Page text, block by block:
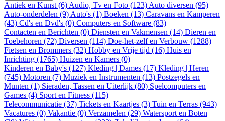
Antiek en Kunst (6) Audio, Tv en Foto (123) Auto diversen (95)
Auto-onderdelen (9) Auto's (1) Boeken (13) Caravans en Kamperen
(43) Cd's en Dvd's (0) Computers en Software (83)
Contacten en Berichten (0) Diensten en Vakmensen (14) Dieren en
Toebehoren (72) Diversen (114) Doe-het-zelf en Verbouw (1288)
Fietsen en Brommers (32) Hobby en Vrije tijd (16) Huis en
Inrichting (1765) Huizen en Kamers (0)
Kinderen en Baby's (127) Kleding | Dames (17) Kleding | Heren
(745) Motoren (7) Muziek en Instrumenten (13) Postzegels en
Munten (1) Sieraden, Tassen en Uiterlijk (80) Spelcomputers en
Games (4) Sport en Fitness (115)
Telecommunicatie (37) Tickets en Kaartjes (3) Tuin en Terras (943)
Vacatures (0) Vakantie (0) Verzamelen (29) Watersport en Boten